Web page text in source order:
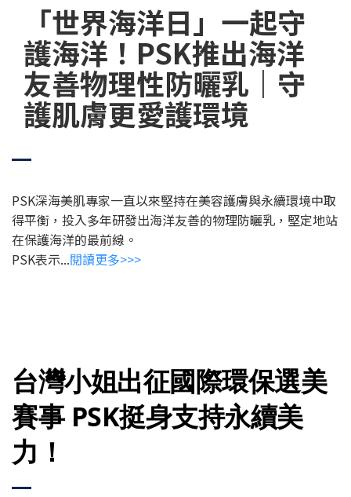
「世界海洋日」一起守
護海洋！PSK推出海洋
友善物理性防曬乳｜守
護肌膚更愛護環境
PSK深海美肌專家一直以來堅持在美容護膚與永續環境中取
得平衡，投入多年研發出海洋友善的物理防曬乳，堅定地站
在保護海洋的最前線。
PSK表示...閱讀更多>>>
台灣小姐出征國際環保選美
賽事 PSK挺身支持永續美
力！